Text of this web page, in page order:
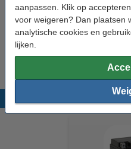
aanpassen. Klik op
voor weigeren? Dan plaatsen
analytische cookies en
lijken.
Afmetingen: 79 x 60
Aantal: 1
Veiligheidsinformatieblad: